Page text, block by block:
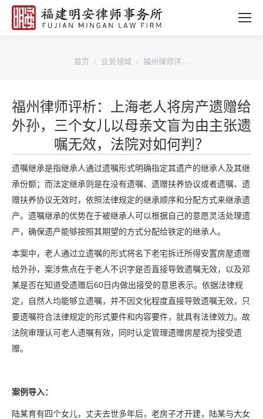
您的位置：
首页 业务领域 福州律师评…
福州律师评析：上海老人将房产遗赠给
外孙，三个女儿以母亲文盲为由主张遗
嘱无效，法院对如何判？
遗嘱继承是指继承人通过遗嘱形式明确指定其遗产的继承人及其继
承份额；而法定继承则是在没有遗嘱、遗赠扶养协议或者遗嘱、遗
赠扶养协议无效时，依照法律规定的继承顺序和分配方式来继承遗
产。遗嘱继承的优势在于被继承人可以根据自己的意愿灵活处理遗
产，确保遗产能够按照其期望的方式分配给铁定的继承人。
本案中，老人通过立遗嘱的形式将名下老宅拆迁所得安置房屋遗赠
给外孙，案涉焦点在于老人不识字是否直接导致遗嘱无效，以及邓
某是否在知道受遗赠后60日内做出接受的意思表示。依据法律规
定，自然人均能够立遗嘱，并不因文化程度直接导致遗嘱无效，只
要遗嘱符合法律规定的形式要件和内容要件，就具有法律效力。故
法院审理认可老人遗嘱有效，同时认定管理遗赠房屋视为接受遗
赠。
案例导入：
陆某育有四个女儿，丈夫去世多年后，老房子才开建，陆某与大女